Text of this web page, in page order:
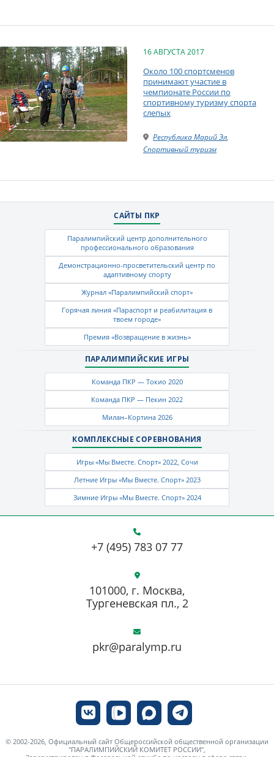
16 АВГУСТА 2017
Около 100 спортсменов
принимают участие в
чемпионате России по
спортивному туризму спорта
слепых
Республика Марий Эл,
Спортивный туризм
САЙТЫ ПКР
Паралимпийский центр дополнительного
профессионального образования
Демонстрационно-просветительский центр по
адаптивному спорту
Журнал «Паралимпийский спорт»
Горячая линия «Параспорт и реабилитация в
твоем городе»
Премия «Возвращение в жизнь»
ПАРАЛИМПИЙСКИЕ ИГРЫ
Команда ПКР — Токио 2020
Команда ПКР — Пекин 2022
Милан–Кортина 2026
КОМПЛЕКСНЫЕ СОРЕВНОВАНИЯ
Игры «Мы Вместе. Спорт» 2022, Сочи
Летние Игры «Мы Вместе. Спорт» 2023
Зимние Игры «Мы Вместе. Спорт» 2024
+7 (495) 783 07 77
pkr@paralymp.ru
101000, г. Москва,
Тургеневская пл., 2
© 2002-2026, Официальный сайт Общероссийской общественной организации
"ПАРАЛИМПИЙСКИЙ КОМИТЕТ РОССИИ",